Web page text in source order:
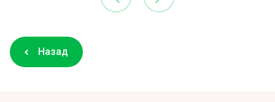
Назад